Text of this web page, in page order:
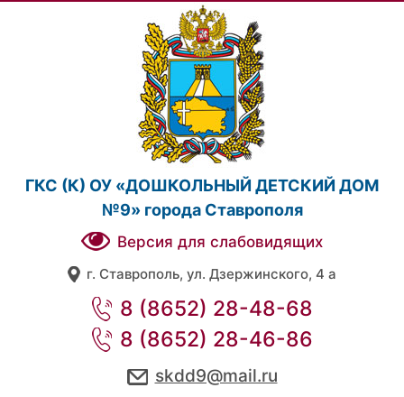
ГКС (К) ОУ «ДОШКОЛЬНЫЙ ДЕТСКИЙ ДОМ
№9» города Ставрополя
Версия для слабовидящих
г. Ставрополь, ул. Дзержинского, 4 а
8 (8652) 28-48-68
8 (8652) 28-46-86
skdd9@mail.ru